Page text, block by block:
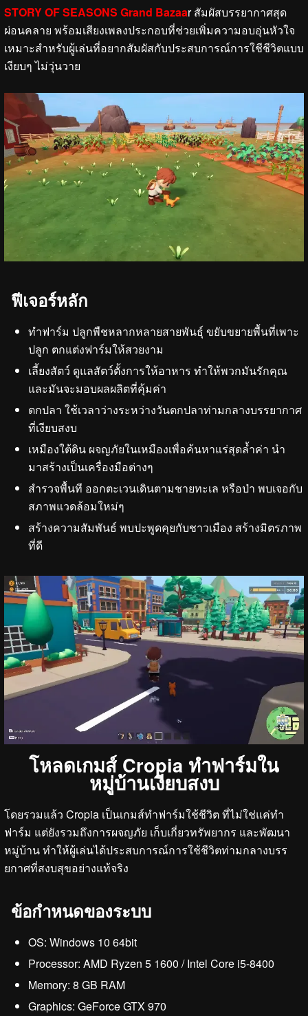
STORY OF SEASONS Grand Bazaar สัมผัสบรรยากาศสุด
ผ่อนคลาย พร้อมเสียงเพลงประกอบที่ช่วยเพิ่มความอบอุ่นหัวใจ
เหมาะสำหรับผู้เล่นที่อยากสัมผัสกับประสบการณ์การใชีชีวิตแบบ
เงียบๆ ไม่วุ่นวาย
ฟีเจอร์หลัก
ทำฟาร์ม ปลูกพืชหลากหลายสายพันธุ์ ขยับขยายพื้นที่เพาะ
ปลูก ตกแต่งฟาร์มให้สวยงาม
เลี้ยงสัตว์ ดูแลสัตว์ตั้งการให้อาหาร ทำให้พวกมันรักคุณ
และมันจะมอบผลผลิตที่คุ้มค่า
ตกปลา ใช้เวลาว่างระหว่างวันตกปลาท่ามกลางบรรยากาศ
ที่เงียบสงบ
เหมืองใต้ดิน ผจญภัยในเหมืองเพื่อค้นหาแร่สุดล้ำค่า นำ
มาสร้างเป็นเครื่องมือต่างๆ
สำรวจพื้นที ออกตะเวนเดินตามชายทะเล หรือป่า พบเจอกับ
สภาพแวดล้อมใหม่ๆ
สร้างความสัมพันธ์ พบปะพูดคุยกับชาวเมือง สร้างมิตรภาพ
ที่ดี
โหลดเกมส์ Cropia ทำฟาร์มใน
หมู่บ้านเงียบสงบ
โดยรวมแล้ว Cropia เป็นเกมส์ทำฟาร์มใช้ชีวิต ที่ไม่ใช่แค่ทำ
ฟาร์ม แต่ยังรวมถึงการผจญภัย เก็บเกี่ยวทรัพยากร และพัฒนา
หมู่บ้าน ทำให้ผู้เล่นได้ประสบการณ์การใช้ชีวิตท่ามกลางบรร
ยกาศที่สงบสุขอย่างแท้จริง
ข้อกำหนดของระบบ
OS: Windows 10 64bit
Processor: AMD Ryzen 5 1600 / Intel Core i5-8400
Memory: 8 GB RAM
Graphics: GeForce GTX 970